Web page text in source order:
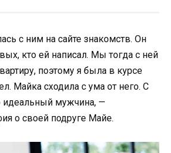
с ним на сайте знакомств. Он
кто ей написал. Мы тогда с ней
поэтому я была в курсе
Майка сходила с ума от него. С
идеальный мужчина, —
о своей подруге Майе.